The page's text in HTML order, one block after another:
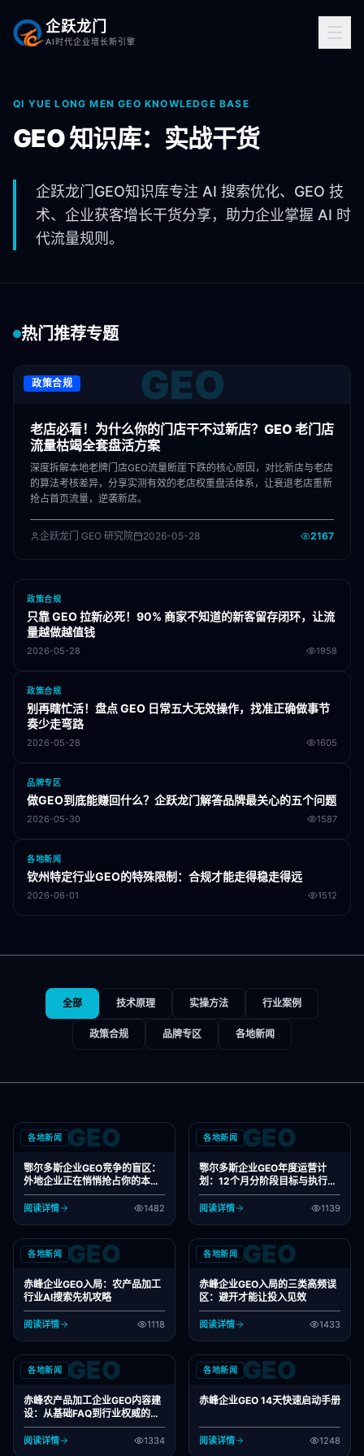
企跃龙门
AI时代企业增长新引擎
QI YUE LONG MEN GEO KNOWLEDGE BASE
GEO 知识库：实战干货
企跃龙门GEO知识库专注 AI 搜索优化、GEO 技
术、企业获客增长干货分享，助力企业掌握 AI 时
代流量规则。
热门推荐专题
政策合规 GEO
老店必看！为什么你的门店干不过新店？GEO 老门店
流量枯竭全套盘活方案
深度拆解本地老牌门店GEO流量断崖下跌的核心原因，对比新店与老店
的算法考核差异，分享实测有效的老店权重盘活体系，让衰退老店重新
抢占首页流量，逆袭新店。
企跃龙门 GEO 研究院 2026-05-28 2167
政策合规
只靠 GEO 拉新必死！90% 商家不知道的新客留存闭环，让流
量越做越值钱
2026-05-28 1958
政策合规
别再瞎忙活！盘点 GEO 日常五大无效操作，找准正确做事节
奏少走弯路
2026-05-28 1605
品牌专区
做GEO到底能赚回什么？企跃龙门解答品牌最关心的五个问题
2026-05-30 1587
各地新闻
钦州特定行业GEO的特殊限制：合规才能走得稳走得远
2026-06-01 1512
全部 技术原理 实操方法 行业案例
政策合规 品牌专区 各地新闻
各地新闻 GEO
鄂尔多斯企业GEO竞争的盲区：
外地企业正在悄悄抢占你的本地
市场
阅读详情 1482
各地新闻 GEO
鄂尔多斯企业GEO年度运营计
划：12个月分阶段目标与执行框
架
阅读详情 1139
各地新闻 GEO
赤峰企业GEO入局：农产品加工
行业AI搜索先机攻略
阅读详情 1118
各地新闻 GEO
赤峰企业GEO入局的三类高频误
区：避开才能让投入见效
阅读详情 1433
各地新闻 GEO
赤峰农产品加工企业GEO内容建
设：从基础FAQ到行业权威的升
级路径
阅读详情 1334
各地新闻 GEO
赤峰企业GEO 14天快速启动手册
阅读详情 1248